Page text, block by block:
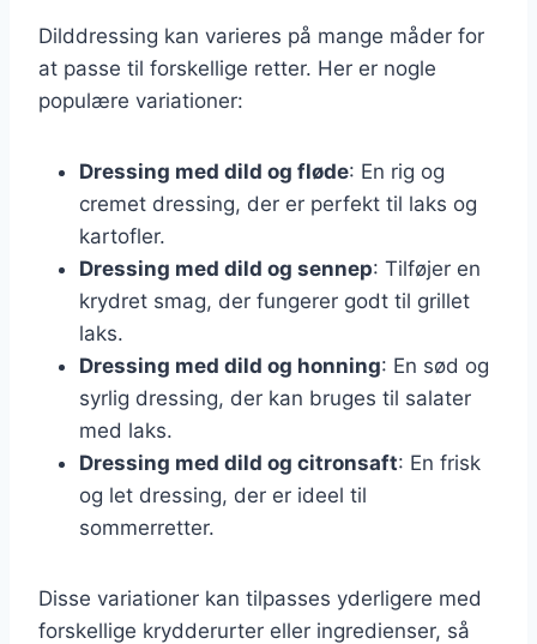
Dilddressing kan varieres på mange måder for
at passe til forskellige retter. Her er nogle
populære variationer:
Dressing med dild og fløde: En rig og
cremet dressing, der er perfekt til laks og
kartofler.
Dressing med dild og sennep: Tilføjer en
krydret smag, der fungerer godt til grillet
laks.
Dressing med dild og honning: En sød og
syrlig dressing, der kan bruges til salater
med laks.
Dressing med dild og citronsaft: En frisk
og let dressing, der er ideel til
sommerretter.
Disse variationer kan tilpasses yderligere med
forskellige krydderurter eller ingredienser, så